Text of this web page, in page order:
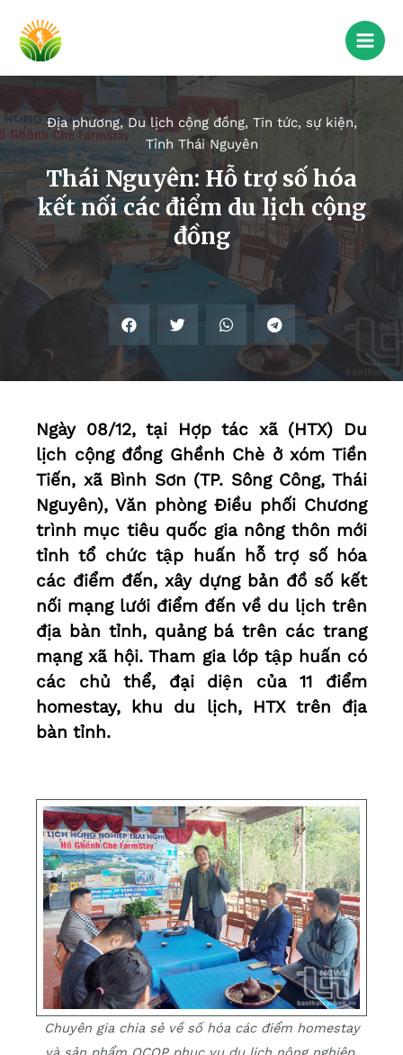
Địa phương,Du lịch cộng đồng, Tin tức, sự kiện,
Tỉnh Thái Nguyên
Thái Nguyên: Hỗ trợ số hóa
kết nối các điểm du lịch cộng
đồng
Ngày 08/12, tại Hợp tác xã (HTX) Du
lịch cộng đồng Ghềnh Chè ở xóm Tiền
Tiến, xã Bình Sơn (TP. Sông Công, Thái
Nguyên), Văn phòng Điều phối Chương
trình mục tiêu quốc gia nông thôn mới
tỉnh tổ chức tập huấn hỗ trợ số hóa
các điểm đến, xây dựng bản đồ số kết
nối mạng lưới điểm đến về du lịch trên
địa bàn tỉnh, quảng bá trên các trang
mạng xã hội. Tham gia lớp tập huấn có
các chủ thể, đại diện của 11 điểm
homestay, khu du lịch, HTX trên địa
bàn tỉnh.
Chuyên gia chia sẻ về số hóa các điểm homestay